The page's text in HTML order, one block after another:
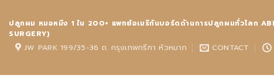
content
ปลูกผม หมอหมิง 1 ใน 200+ แพทย์อเมริกันบอร์ดด้านการปลูกผมทั่วโลก
SURGERY)
JW PARK 199/35-36 ถ. กรุงเทพกรีฑา หัวหมาก CONTACT